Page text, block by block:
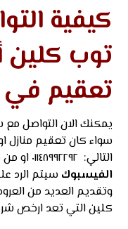
كيفية
توب
تعقيم في
يمكنك الان التواصل
سواء كان تعقيم منازل
التالي: ٠١١٤٨٩٩٢٢٩٢ او من خلال صفحة التواصل الاجتماعي
الفيسبوك سيتم الرد
وتقديم العديد من
كلين التي تعد ارخص